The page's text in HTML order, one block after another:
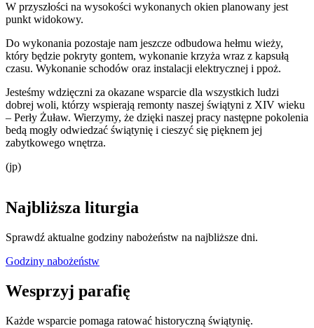
W przyszłości na wysokości wykonanych okien planowany jest
punkt widokowy.
Do wykonania pozostaje nam jeszcze odbudowa hełmu wieży,
który będzie pokryty gontem, wykonanie krzyża wraz z kapsułą
czasu. Wykonanie schodów oraz instalacji elektrycznej i ppoż.
Jesteśmy wdzięczni za okazane wsparcie dla wszystkich ludzi
dobrej woli, którzy wspierają remonty naszej świątyni z XIV wieku
– Perły Żuław. Wierzymy, że dzięki naszej pracy następne pokolenia
bedą mogły odwiedzać świątynię i cieszyć się pięknem jej
zabytkowego wnętrza.
(jp)
Najbliższa liturgia
Sprawdź aktualne godziny nabożeństw na najbliższe dni.
Godziny nabożeństw
Wesprzyj parafię
Każde wsparcie pomaga ratować historyczną świątynię.